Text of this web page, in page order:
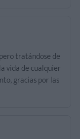
tratándose de
vida de cualquier
gracias por las